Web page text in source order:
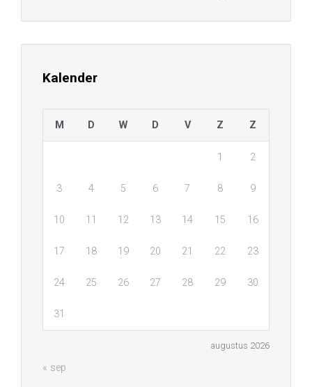
Kalender
augustus 2026
M D W D V Z Z
1 2
3 4 5 6 7 8 9
10 11 12 13 14 15 16
17 18 19 20 21 22 23
24 25 26 27 28 29 30
31
« sep